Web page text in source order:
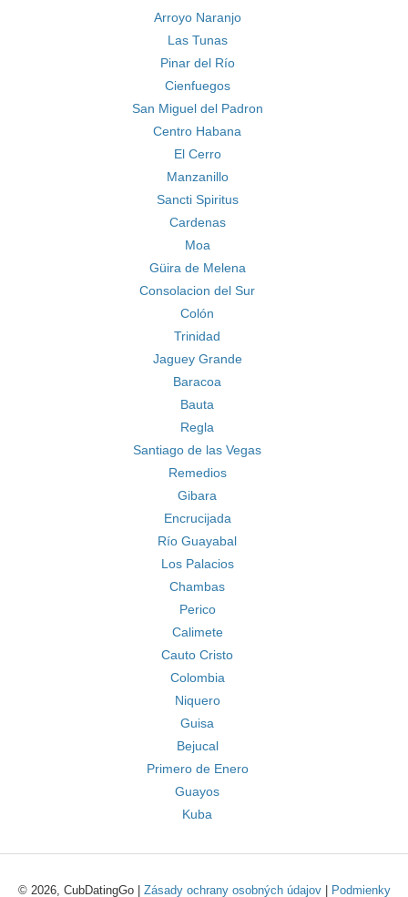
Arroyo Naranjo
Las Tunas
Pinar del Río
Cienfuegos
San Miguel del Padron
Centro Habana
El Cerro
Manzanillo
Sancti Spiritus
Cardenas
Moa
Güira de Melena
Consolacion del Sur
Colón
Trinidad
Jaguey Grande
Baracoa
Bauta
Regla
Santiago de las Vegas
Remedios
Gibara
Encrucijada
Río Guayabal
Los Palacios
Chambas
Perico
Calimete
Cauto Cristo
Colombia
Niquero
Guisa
Bejucal
Primero de Enero
Guayos
Kuba
© 2026, CubDatingGo | Zásady ochrany osobných údajov| Podmienky